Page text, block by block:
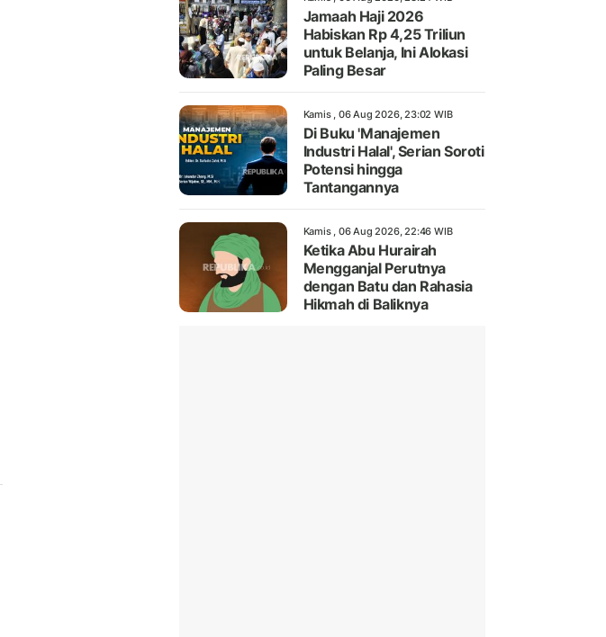
Jamaah Haji 2026
Habiskan Rp 4,25 Triliun
untuk Belanja, Ini Alokasi
Paling Besar
Kamis , 06 Aug 2026, 23:02 WIB
Di Buku 'Manajemen
Industri Halal', Serian Soroti
Potensi hingga
Tantangannya
Kamis , 06 Aug 2026, 22:46 WIB
Ketika Abu Hurairah
Mengganjal Perutnya
dengan Batu dan Rahasia
Hikmah di Baliknya